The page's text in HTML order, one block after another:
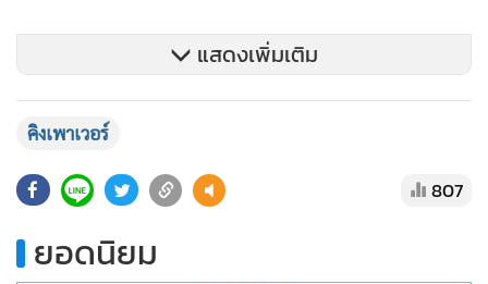
แสดงเพิ่มเติม
คิงเพาเวอร์
807
ยอดนิยม